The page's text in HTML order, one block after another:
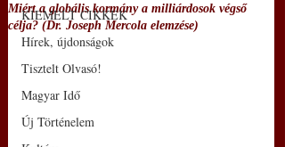
KIEMELT CIKKEK
Hírek, újdonságok
Tisztelt Olvasó!
Magyar Idő
Új Történelem
Miért a globális kormány a milliárdosok végső
célja? (Dr. Joseph Mercola elemzése)